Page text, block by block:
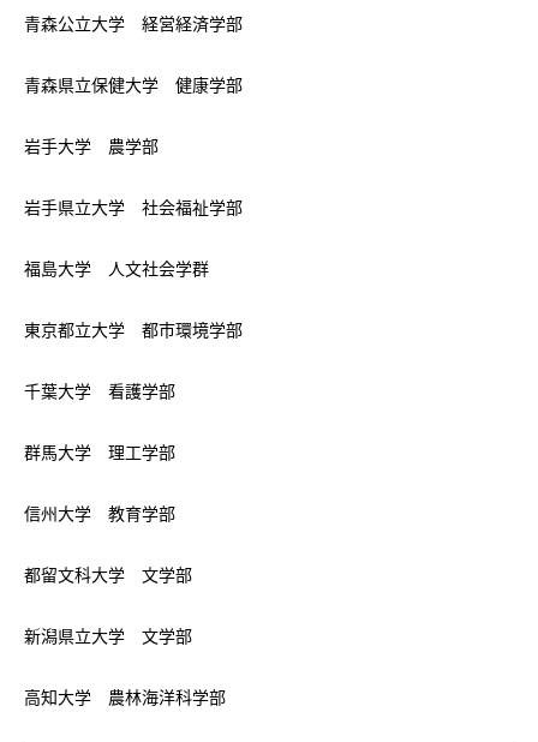
青森公立大学 経営経済学部
青森県立保健大学 健康学部
岩手大学 農学部
岩手県立大学 社会福祉学部
福島大学 人文社会学群
東京都立大学 都市環境学部
千葉大学 看護学部
群馬大学 理工学部
信州大学 教育学部
都留文科大学 文学部
新潟県立大学 文学部
高知大学 農林海洋科学部